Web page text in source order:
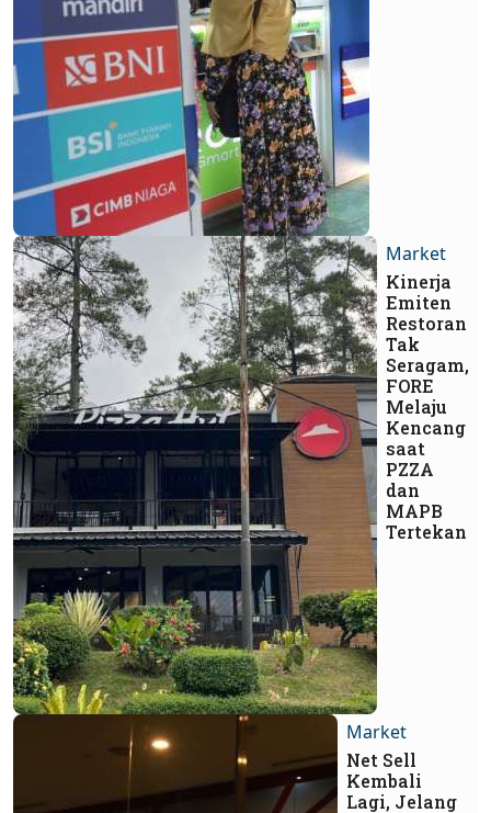
Market
Kinerja
Emiten
Restoran
Tak
Seragam,
FORE
Melaju
Kencang
saat
PZZA
dan
MAPB
Tertekan
Market
Net Sell
Kembali
Lagi, Jelang